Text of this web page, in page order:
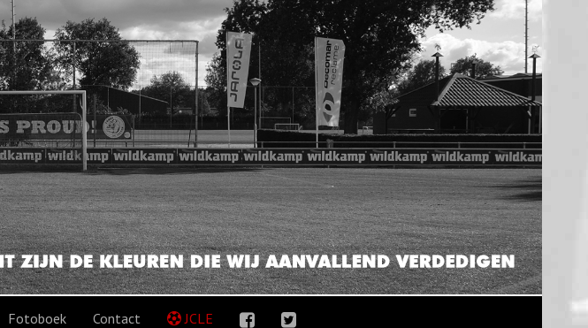
Fotoboek Contact JCLE